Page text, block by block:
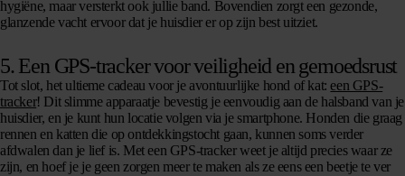
hygiëne, maar versterkt ook jullie band. Bovendien zorgt een gezonde,
glanzende vacht ervoor dat je huisdier er op zijn best uitziet.
5.Een GPS-tracker voor veiligheid en gemoedsrust
Tot slot, het ultieme cadeau voor je avontuurlijke hond of kat: een GPS-
tracker! Dit slimme apparaatje bevestig je eenvoudig aan de halsband van je
huisdier, en je kunt hun locatie volgen via je smartphone. Honden die graag
rennen en katten die op ontdekkingstocht gaan, kunnen soms verder
afdwalen dan je lief is. Met een GPS-tracker weet je altijd precies waar ze
zijn, en hoef je je geen zorgen meer te maken als ze eens een beetje te ver